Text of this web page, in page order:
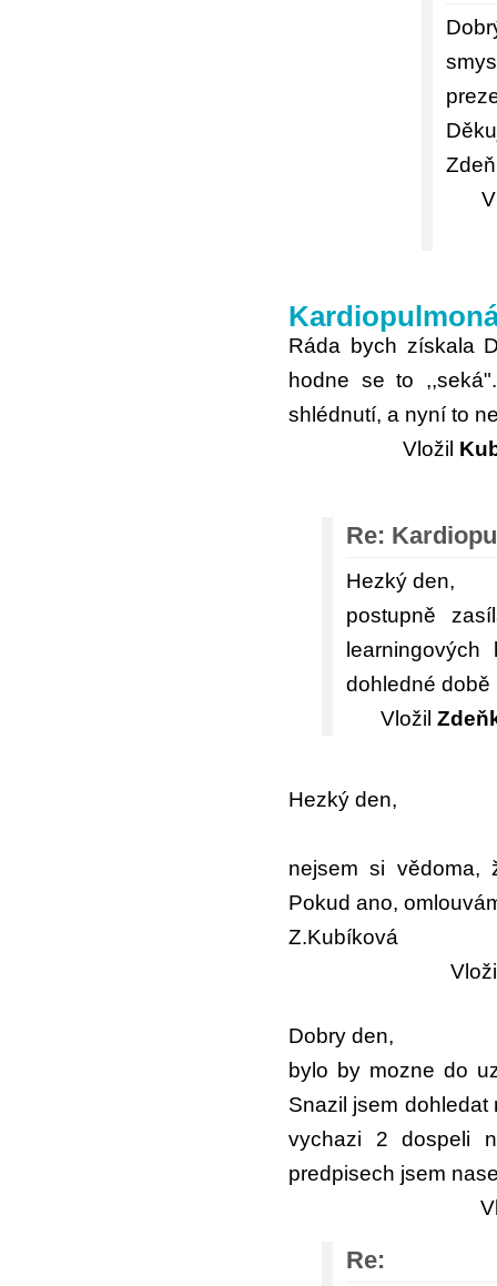
Ráda bych získala
hodne se to
shlédnutí, a nyní to
Vložil
Re:
Hezký den,
postupně
dohledné době
Vložil
Hezký den,
nejsem si vědoma,
Pokud ano,
Z.Kubíková
Dobry den,
bylo by mozne do
Snazil jsem dohledat
vychazi 2 dospeli
predpisech jsem
Re: